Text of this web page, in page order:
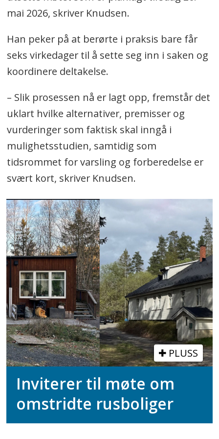
mai 2026, skriver Knudsen.
Han peker på at berørte i praksis bare får
seks virkedager til å sette seg inn i saken og
koordinere deltakelse.
– Slik prosessen nå er lagt opp, fremstår det
uklart hvilke alternativer, premisser og
vurderinger som faktisk skal inngå i
mulighetsstudien, samtidig som
tidsrommet for varsling og forberedelse er
svært kort, skriver Knudsen.
PLUSS
Inviterer til møte om
omstridte rusboliger